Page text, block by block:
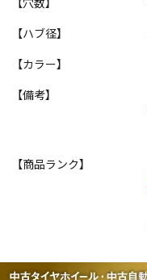
【ハブ径】
【カラー】
【備考】
【商品ランク】